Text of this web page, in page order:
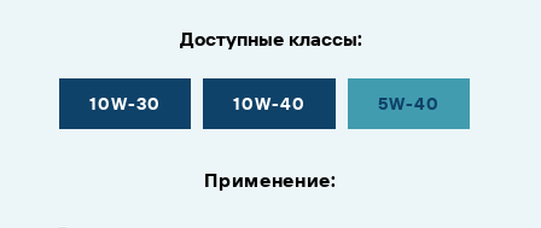
Доступные классы:
10W-30 10W-40 5W-40
Применение: